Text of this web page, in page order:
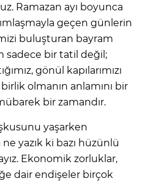
Ramazan ayı boyunca
geçen günlerin
buluşturan bayram
sadece bir tatil değil;
gönül kapılarımızı
olmanın anlamını bir
bir zamandır.
yaşarken
yazık ki bazı hüzünlü
Ekonomik zorluklar,
dair endişeler birçok